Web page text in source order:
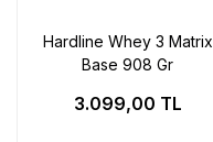
Hardline Whey 3 Matrix
Base 908 Gr
3.099,00 TL